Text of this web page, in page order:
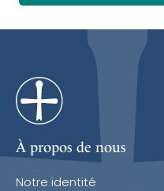
À propos de nous
Notre identité